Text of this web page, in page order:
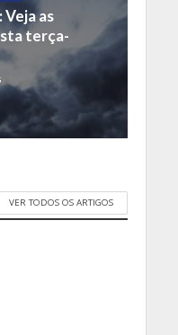
as
terça-
VER TODOS OS ARTIGOS